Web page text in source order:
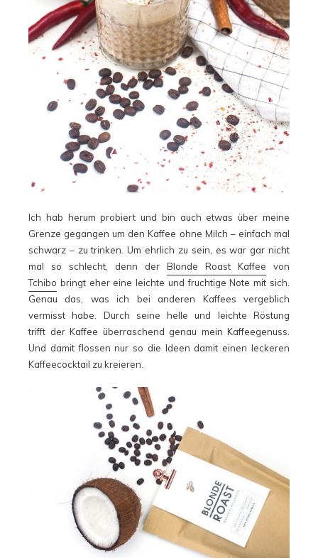
Ich hab herum probiert und bin auch etwas über meine
Grenze gegangen um den Kaffee ohne Milch – einfach mal
schwarz – zu trinken. Um ehrlich zu sein, es war gar nicht
mal so schlecht, denn der Blonde Roast Kaffee von
Tchibo bringt eher eine leichte und fruchtige Note mit sich.
Genau das, was ich bei anderen Kaffees vergeblich
vermisst habe. Durch seine helle und leichte Röstung
trifft der Kaffee überraschend genau mein Kaffeegenuss.
Und damit flossen nur so die Ideen damit einen leckeren
Kaffeecocktail zu kreieren.